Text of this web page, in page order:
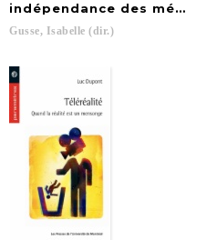
indépendance des médias
Gusse, Isabelle (dir.)